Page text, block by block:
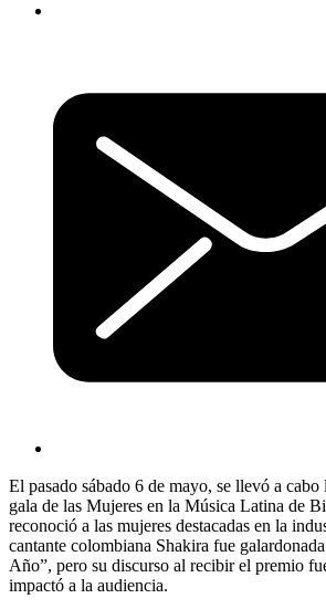
El pasado sábado 6 de mayo, se llevó a
gala de las Mujeres en la Música Latina de
reconoció a las mujeres destacadas en la
cantante colombiana Shakira fue
Año”, pero su discurso al recibir el premio
impactó a la audiencia.